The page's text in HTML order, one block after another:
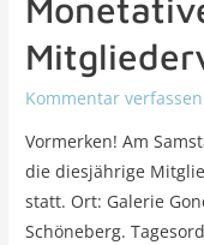
Kommentar verfassen
Vormerken! Am
die diesjährige
statt. Ort: Galerie
Schöneberg.